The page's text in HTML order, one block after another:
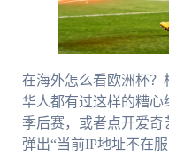
在海外怎么看欧洲杯？
华人都有过这样的糟
季后赛，或者点开爱
弹出“当前IP地址不在